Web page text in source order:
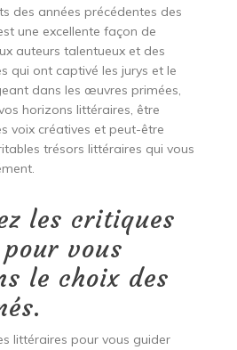
des années précédentes des
une excellente façon de
auteurs talentueux et des
qui ont captivé les jurys et le
dans les œuvres primées,
horizons littéraires, être
voix créatives et peut-être
trésors littéraires qui vous
les critiques
vous
le choix des
littéraires pour vous guider